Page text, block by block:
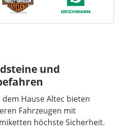
und
Hause Altec bieten
Fahrzeugen mit
höchste Sicherheit.